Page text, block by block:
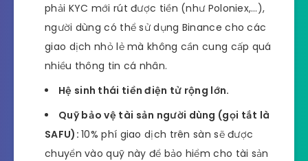
phải KYC mới rút được tiền (như Poloniex,…),
người dùng có thể sử dụng Binance cho các
giao dịch nhỏ lẻ mà không cần cung cấp quá
nhiều thông tin cá nhân.
Hệ sinh thái tiền điện tử rộng lớn.
Quỹ bảo vệ tài sản người dùng (gọi tắt là
SAFU):10% phí giao dịch trên sàn sẽ được
chuyển vào quỹ này để bảo hiểm cho tài sản